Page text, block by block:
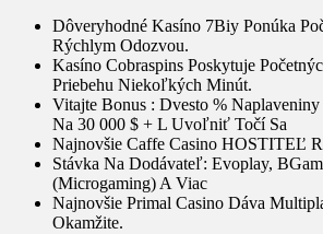
Dôveryhodné Kasíno 7Biy Ponúka
Rýchlym Odozvou.
Kasíno Cobraspins Poskytuje
Priebehu Niekoľkých Minút.
Vitajte Bonus : Dvesto %
Na 30 000 $ + L Uvoľniť Točí Sa
Najnovšie Caffe Casino HOSTITEĽ
Stávka Na Dodávateľ: Evoplay,
(Microgaming) A Viac
Najnovšie Primal Casino Dáva
Okamžite.